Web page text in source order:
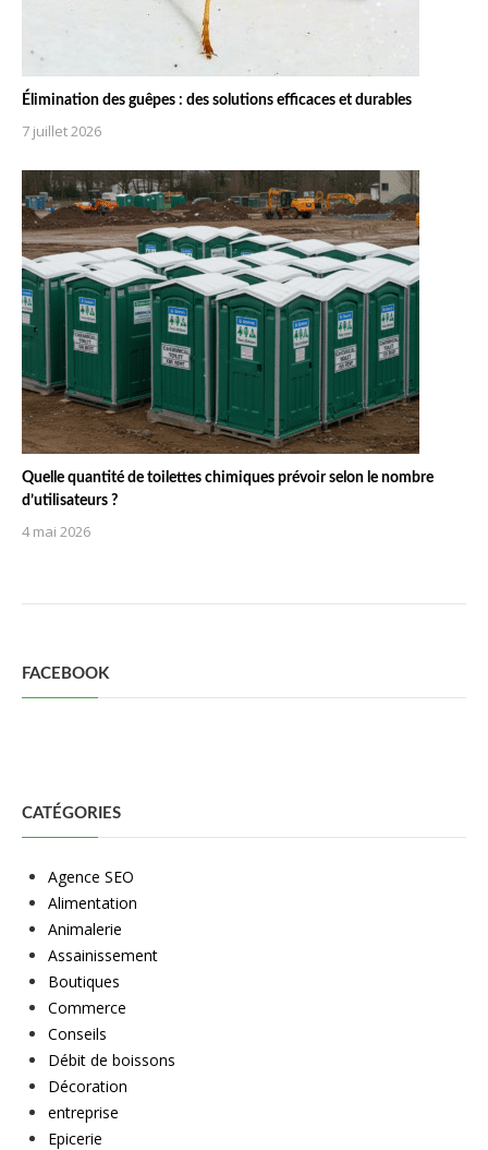
Élimination des guêpes : des solutions efficaces et durables
7 juillet 2026
Quelle quantité de toilettes chimiques prévoir selon le nombre
d’utilisateurs ?
4 mai 2026
FACEBOOK
CATÉGORIES
Agence SEO
Alimentation
Animalerie
Assainissement
Boutiques
Commerce
Conseils
Débit de boissons
Décoration
entreprise
Epicerie